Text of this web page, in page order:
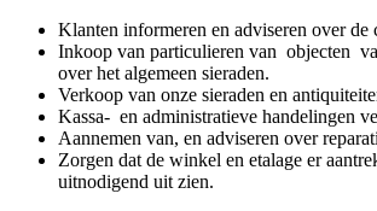
Klanten informeren en adviseren over de
Inkoop van particulieren van objecten
over het algemeen sieraden.
Verkoop van onze sieraden en
Kassa- en administratieve handelingen
Aannemen van, en adviseren over
Zorgen dat de winkel en etalage er
uitnodigend uit zien.